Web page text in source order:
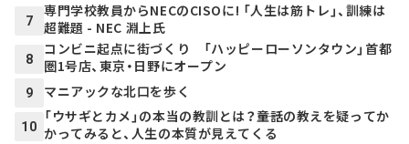
7
専門学校教員からNECのCISOに! 「人生は筋トレ」、訓練は
超難題 - NEC 淵上氏
8
コンビニ起点に街づくり 「ハッピーローソンタウン」首都
圏1号店、東京・日野にオープン
9 マニアックな北口を歩く
10
「ウサギとカメ」の本当の教訓とは？――童話の教えを疑ってか
かってみると、人生の本質が見えてくる